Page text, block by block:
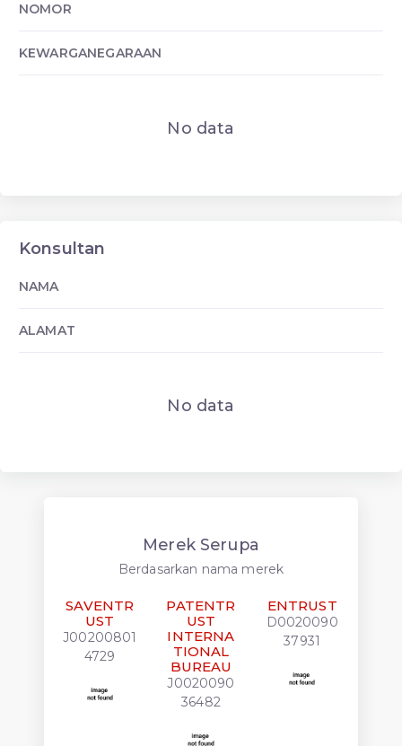
NOMOR
KEWARGANEGARAAN
No data
Konsultan
NAMA
ALAMAT
No data
Merek Serupa
Berdasarkan nama merek
SAVENTR
UST
J00200801
4729
PATENTR
UST
INTERNA
TIONAL
BUREAU
J0020090
36482
ENTRUST
D0020090
37931